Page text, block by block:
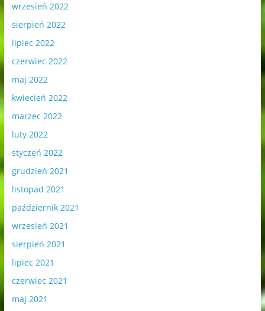
wrzesień 2022
sierpień 2022
lipiec 2022
czerwiec 2022
maj 2022
kwiecień 2022
marzec 2022
luty 2022
styczeń 2022
grudzień 2021
listopad 2021
październik 2021
wrzesień 2021
sierpień 2021
lipiec 2021
czerwiec 2021
maj 2021